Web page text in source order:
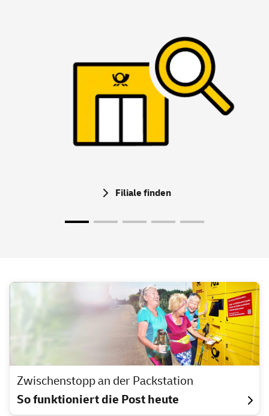
Filiale finden
Zwischenstopp an der Packstation
So funktioniert die Post heute